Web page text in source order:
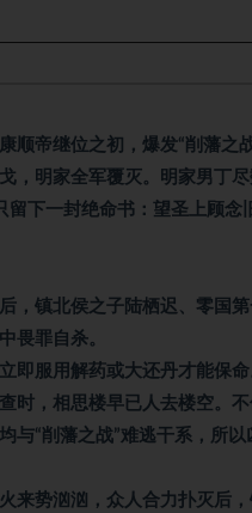
顺帝继位之初，爆发“削藩之
，明家全军覆灭。明家男丁
下一封绝命书：望圣上顾念
，镇北侯之子陆栖迟、零国
畏罪自杀。
即服用解药或大还丹才能保
时，相思楼早已人去楼空。
与“削藩之战”难逃干系，所
来势汹汹，众人合力扑灭后